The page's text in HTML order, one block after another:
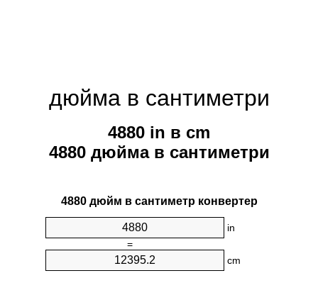
дюйма в сантиметри
4880 in в cm
4880 дюйма в сантиметри
4880 дюйм в сантиметр конвертер
in
=
cm